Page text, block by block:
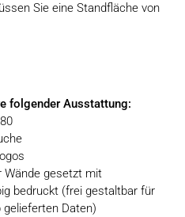
Sie eine Standfläche von
folgender Ausstattung:
Wände gesetzt mit
bedruckt (frei gestaltbar für
gelieferten Daten)